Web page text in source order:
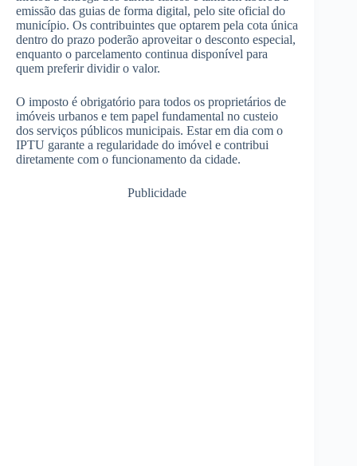
emissão das guias de forma digital, pelo site oficial do
município. Os contribuintes que optarem pela cota única
dentro do prazo poderão aproveitar o desconto especial,
enquanto o parcelamento continua disponível para
quem preferir dividir o valor.
O imposto é obrigatório para todos os proprietários de
imóveis urbanos e tem papel fundamental no custeio
dos serviços públicos municipais. Estar em dia com o
IPTU garante a regularidade do imóvel e contribui
diretamente com o funcionamento da cidade.
Publicidade